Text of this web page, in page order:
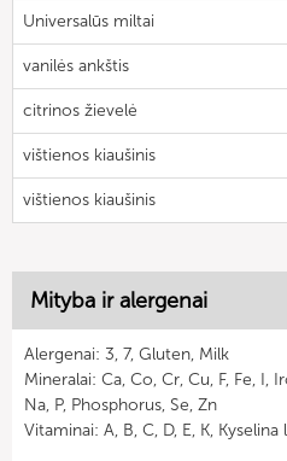
Universalūs miltai
vanilės ankštis
citrinos žievelė
vištienos kiaušinis
vištienos kiaušinis
Mityba ir alergenai
Alergenai: 3, 7, Gluten, Milk
Mineralai: Ca, Co, Cr, Cu, F, Fe, I,
Na, P, Phosphorus, Se, Zn
Vitaminai: A, B, C, D, E, K,